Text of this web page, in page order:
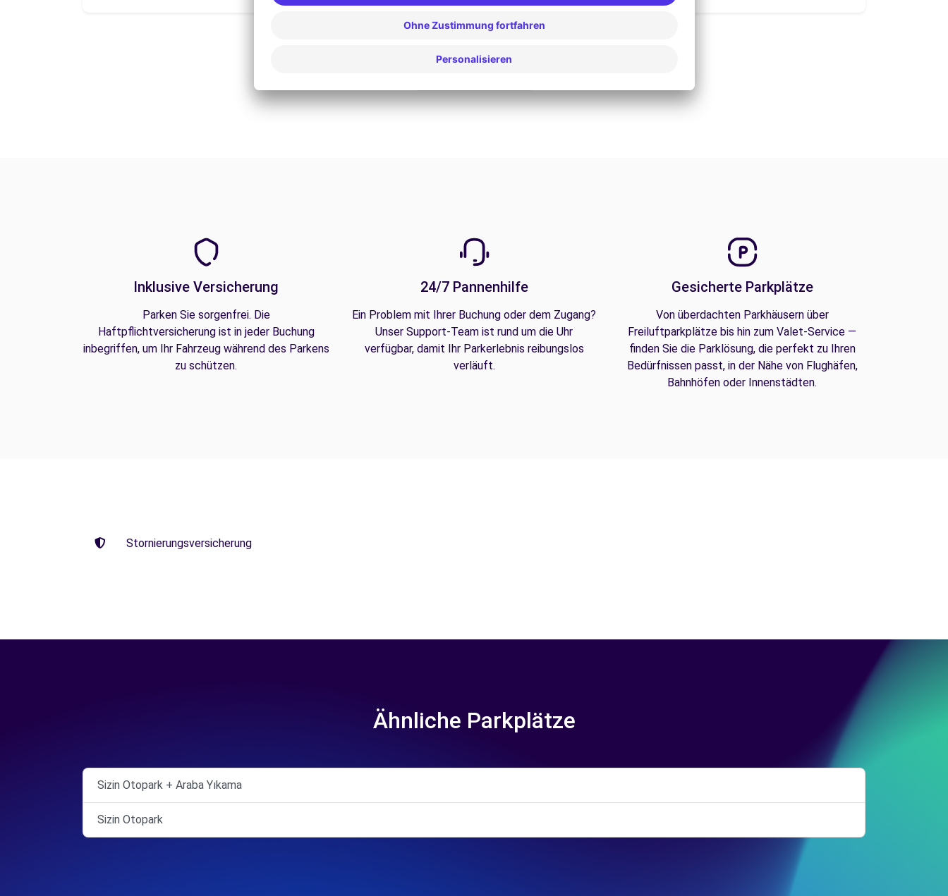
Inklusive Versicherung
Parken Sie sorgenfrei. Die
Haftpflichtversicherung ist in jeder Buchung
inbegriffen, um Ihr Fahrzeug während des Parkens
zu schützen.
24/7 Pannenhilfe
Ein Problem mit Ihrer Buchung oder dem Zugang?
Unser Support-Team ist rund um die Uhr
verfügbar, damit Ihr Parkerlebnis reibungslos
verläuft.
Gesicherte Parkplätze
Von überdachten Parkhäusern über
Freiluftparkplätze bis hin zum Valet-Service —
finden Sie die Parklösung, die perfekt zu Ihren
Bedürfnissen passt, in der Nähe von Flughäfen,
Bahnhöfen oder Innenstädten.
Stornierungsversicherung
Ähnliche Parkplätze
Sizin Otopark + Araba Yıkama
Sizin Otopark